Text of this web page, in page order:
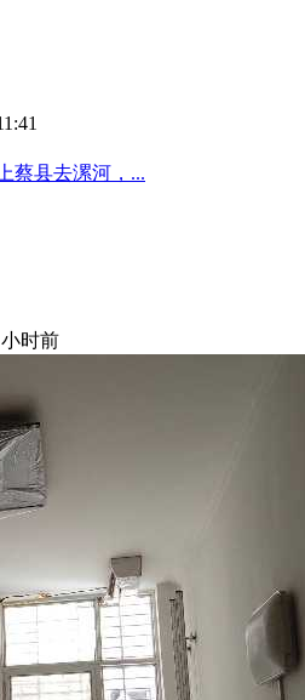
蔡县去漯河，...
小时前